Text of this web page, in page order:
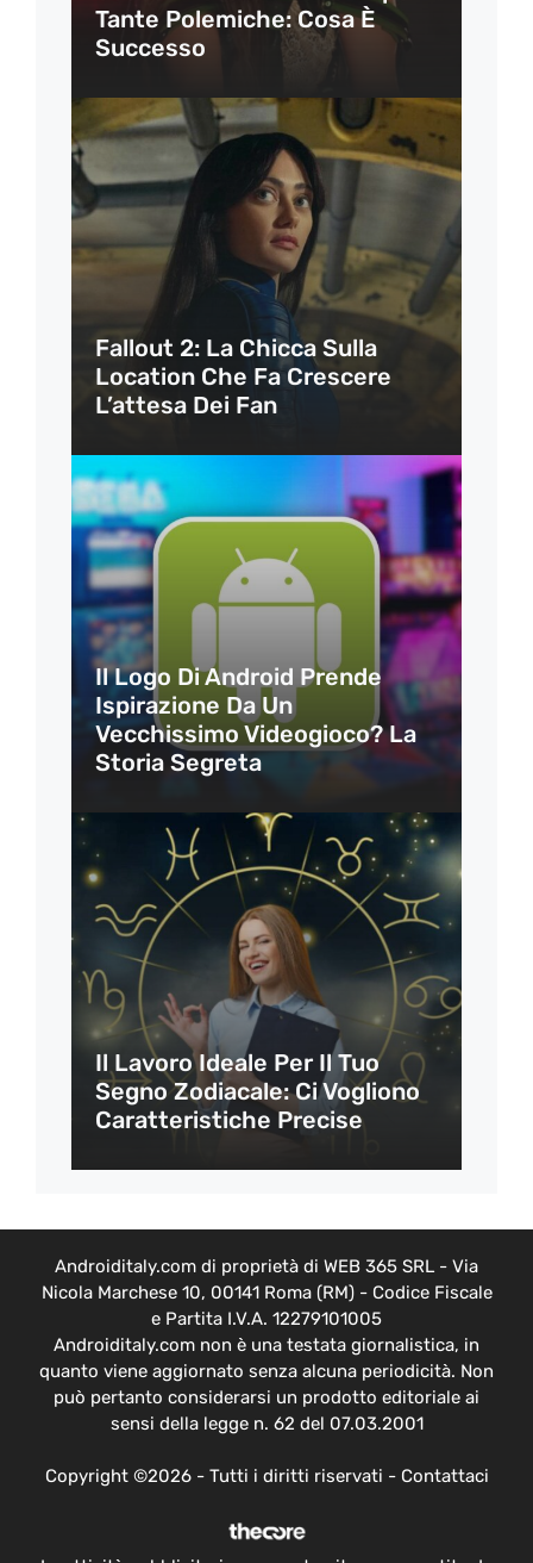
Tante Polemiche: Cosa È
Successo
Fallout 2: La Chicca Sulla
Location Che Fa Crescere
L’attesa Dei Fan
Il Logo Di Android Prende
Ispirazione Da Un
Vecchissimo Videogioco? La
Storia Segreta
Il Lavoro Ideale Per Il Tuo
Segno Zodiacale: Ci Vogliono
Caratteristiche Precise
Androiditaly.com di proprietà di WEB 365 SRL - Via
Nicola Marchese 10, 00141 Roma (RM) - Codice Fiscale
e Partita I.V.A. 12279101005
Androiditaly.com non è una testata giornalistica, in
quanto viene aggiornato senza alcuna periodicità. Non
può pertanto considerarsi un prodotto editoriale ai
sensi della legge n. 62 del 07.03.2001
Copyright ©2026 - Tutti i diritti riservati - Contattaci